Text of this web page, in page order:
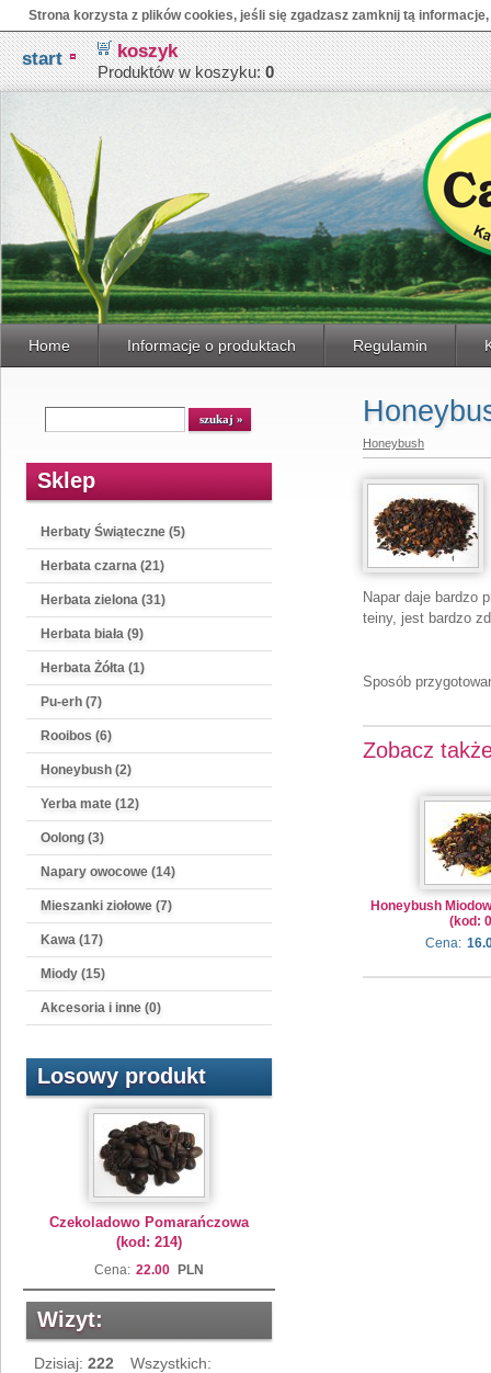
Strona korzysta z plików cookies, jeśli się zgadzasz zamknij tą
start koszyk
Produktów w koszyku:0
Home Informacje o produktach Regulamin
Sklep
Herbaty Świąteczne (5)
Herbata czarna (21)
Herbata zielona (31)
Herbata biała (9)
Herbata Żółta (1)
Pu-erh (7)
Rooibos (6)
Honeybush (2)
Yerba mate (12)
Oolong (3)
Napary owocowe (14)
Mieszanki ziołowe (7)
Kawa (17)
Miody (15)
Akcesoria i inne (0)
Losowy produkt
Czekoladowo Pomarańczowa
(kod: 214)
Cena: 22.00 PLN
Wizyt:
Dzisiaj: 222
Wszystkich:
Honeybush
Napar daje bardzo
teiny, jest bardzo
Sposób
Zobacz
Honeybush
(kod:
Cena: